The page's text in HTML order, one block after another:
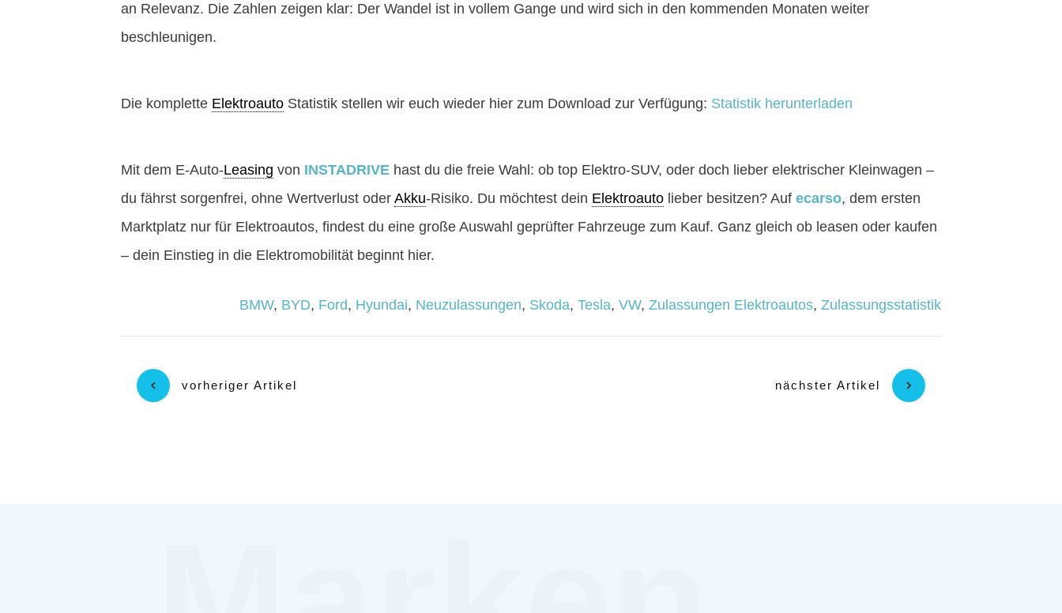
an Relevanz. Die Zahlen zeigen klar: Der Wandel ist in vollem Gange und wird sich in den kommenden Monaten weiter
beschleunigen.
Die komplette Elektroauto Statistik stellen wir euch wieder hier zum Download zur Verfügung: Statistik herunterladen
Mit dem E-Auto-Leasing von INSTADRIVE hast du die freie Wahl: ob top Elektro-SUV, oder doch lieber elektrischer Kleinwagen –
du fährst sorgenfrei, ohne Wertverlust oder Akku-Risiko. Du möchtest dein Elektroauto lieber besitzen? Auf ecarso, dem ersten
Marktplatz nur für Elektroautos, findest du eine große Auswahl geprüfter Fahrzeuge zum Kauf. Ganz gleich ob leasen oder kaufen
– dein Einstieg in die Elektromobilität beginnt hier.
BMW, BYD, Ford, Hyundai, Neuzulassungen, Skoda, Tesla, VW, Zulassungen Elektroautos, Zulassungsstatistik
vorheriger Artikel nächster Artikel